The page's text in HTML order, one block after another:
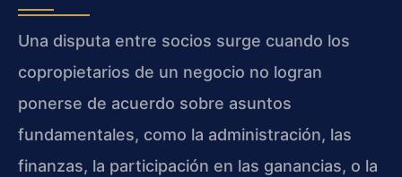
Una disputa entre socios surge cuando los
copropietarios de un negocio no logran
ponerse de acuerdo sobre asuntos
fundamentales, como la administración, las
finanzas, la participación en las ganancias, o la